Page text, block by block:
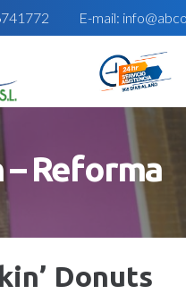
E-mail:
– Reforma
Donuts